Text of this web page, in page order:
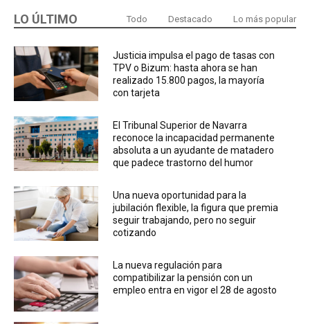
LO ÚLTIMO Todo Destacado Lo más popular
Justicia impulsa el pago de tasas con
TPV o Bizum: hasta ahora se han
realizado 15.800 pagos, la mayoría
con tarjeta
El Tribunal Superior de Navarra
reconoce la incapacidad permanente
absoluta a un ayudante de matadero
que padece trastorno del humor
Una nueva oportunidad para la
jubilación flexible, la figura que premia
seguir trabajando, pero no seguir
cotizando
La nueva regulación para
compatibilizar la pensión con un
empleo entra en vigor el 28 de agosto